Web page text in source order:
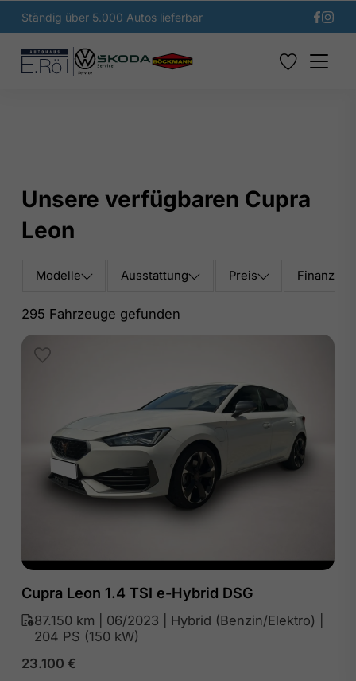
Ständig über 5.000 Autos lieferbar
Unsere verfügbaren Cupra
Leon
Modelle Ausstattung Preis
295 Fahrzeuge gefunden
Cupra Leon 1.4 TSI e-Hybrid DSG
87.150 km | 06/2023 | Hybrid (Benzin/Elektro) |
204 PS (150 kW)
23.100 €